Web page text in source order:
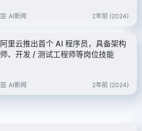
AI新闻 2年前 (2024)
阿里云推出首个 AI 程序员，具备架构
师、开发 / 测试工程师等岗位技能
AI新闻 2年前 (2024)